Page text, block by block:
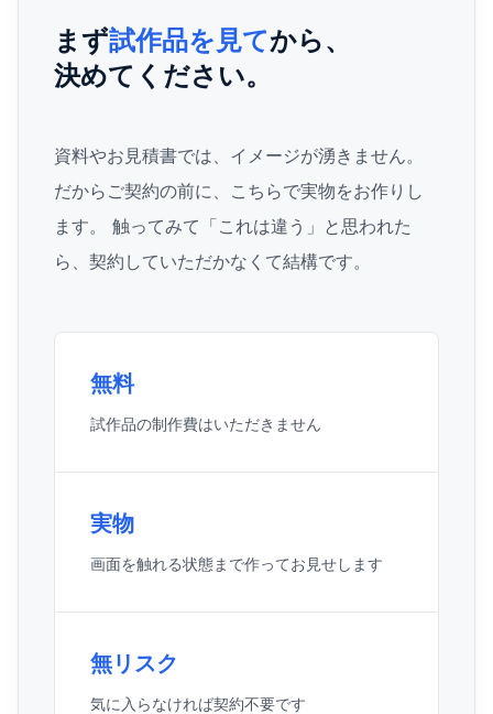
まず試作品を見てから、
決めてください。
資料やお見積書では、イメージが湧きません。
だからご契約の前に、こちらで実物をお作りし
ます。 触ってみて「これは違う」と思われた
ら、契約していただかなくて結構です。
無料
試作品の制作費はいただきません
実物
画面を触れる状態まで作ってお見せします
無リスク
気に入らなければ契約不要です